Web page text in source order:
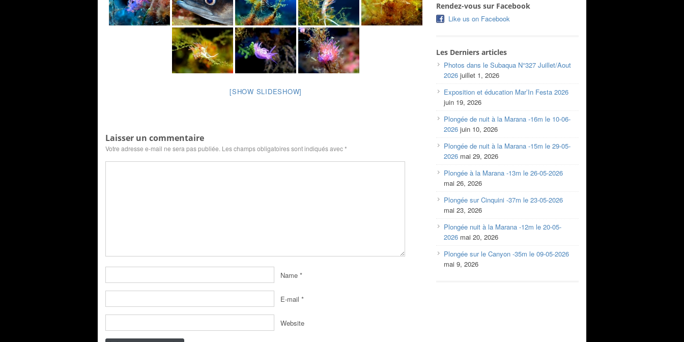
[SHOW SLIDESHOW]
Laisser un commentaire
Votre adresse e-mail ne sera pas publiée. Les champs obligatoires sont indiqués avec*
Name *
E-mail *
Website
Rendez-vous sur Facebook
Like us on Facebook
Les Derniers articles
Photos dans le Subaqua N°327 Juillet/Aout
2026 juillet 1, 2026
Exposition et éducation Mar’In Festa 2026
juin 19, 2026
Plongée de nuit à la Marana -16m le 10-06-
2026 juin 10, 2026
Plongée de nuit à la Marana -15m le 29-05-
2026 mai 29, 2026
Plongée à la Marana -13m le 26-05-2026
mai 26, 2026
Plongée sur Cinquini -37m le 23-05-2026
mai 23, 2026
Plongée nuit à la Marana -12m le 20-05-
2026 mai 20, 2026
Plongée sur le Canyon -35m le 09-05-2026
mai 9, 2026